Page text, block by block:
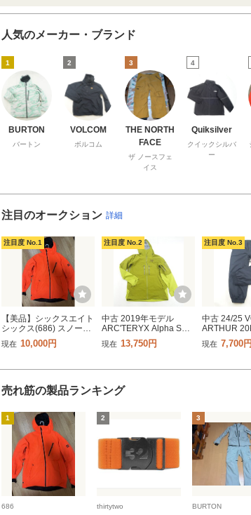
人気のメーカー・ブランド
1
BURTON
バートン
2
VOLCOM
ボルコム
3
THE NORTH
FACE
ザ ノースフェ
イス
4
Quiksilver
クイックシルバ
ー
注目のオークション 詳細
注目度 No.1
【美品】シックスエイト
シックス(686) スノーボ
ードウェア ジャケット
Hydra Thermagraph
現在 10,000円
注目度 No.2
中古 2019年モデル
ARC'TERYX Alpha SV
ARCC-Z-2019120008
メンズLサイズ スノーボ
アークテリクス 41837-4
現在 13,750円
注目度 No.3
中古 24/25
ARTHUR
ンズLサイズ
ドパンツウ
現在 7,700円
売れ筋の製品ランキング
1
686
2
thirtytwo
3
BURTON